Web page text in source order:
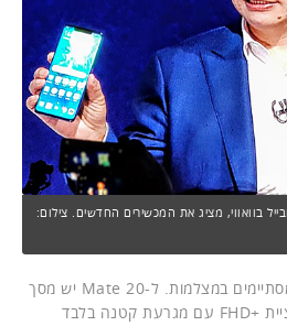
בוואווי, מציג את המכשירים החדשים. צילום:
ההבדלים בין המכשירים לא מסתיימים במצלמות. ל-Mate 20 יש מסך
LCD בגודל 6.3 אינץ' ברזולוציית +FHD עם מגרעת קטנה בלבד